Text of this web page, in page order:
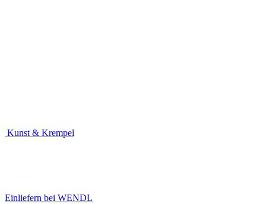
Kunst & Krempel
Einliefern bei WENDL